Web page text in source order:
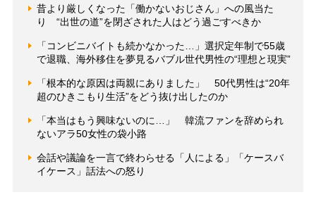
昔より厳しくなった「働かないおじさん」への風当た
り “出世の道”を閉ざされた人はどう過ごすべきか
「コンビニバイトも続かなかった…」選択定年制で55歳
で退職、海外移住を夢見るバブル世代男性の“理想と現実”
「根本的な原因は両親にありました」 50代男性は“20年
超のひきこもり生活”をどう抜け出したのか
「本当はもう興味ないのに…」 韓流ファンを辞められ
ないアラ50女性の袋小路
会話や議論を一言で終わらせる「人による」「ケースバ
イケース」話法への怒り